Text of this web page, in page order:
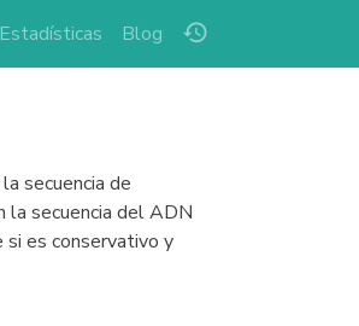
history
Estadísticas Blog
secuencia de
la secuencia del ADN
si es conservativo y